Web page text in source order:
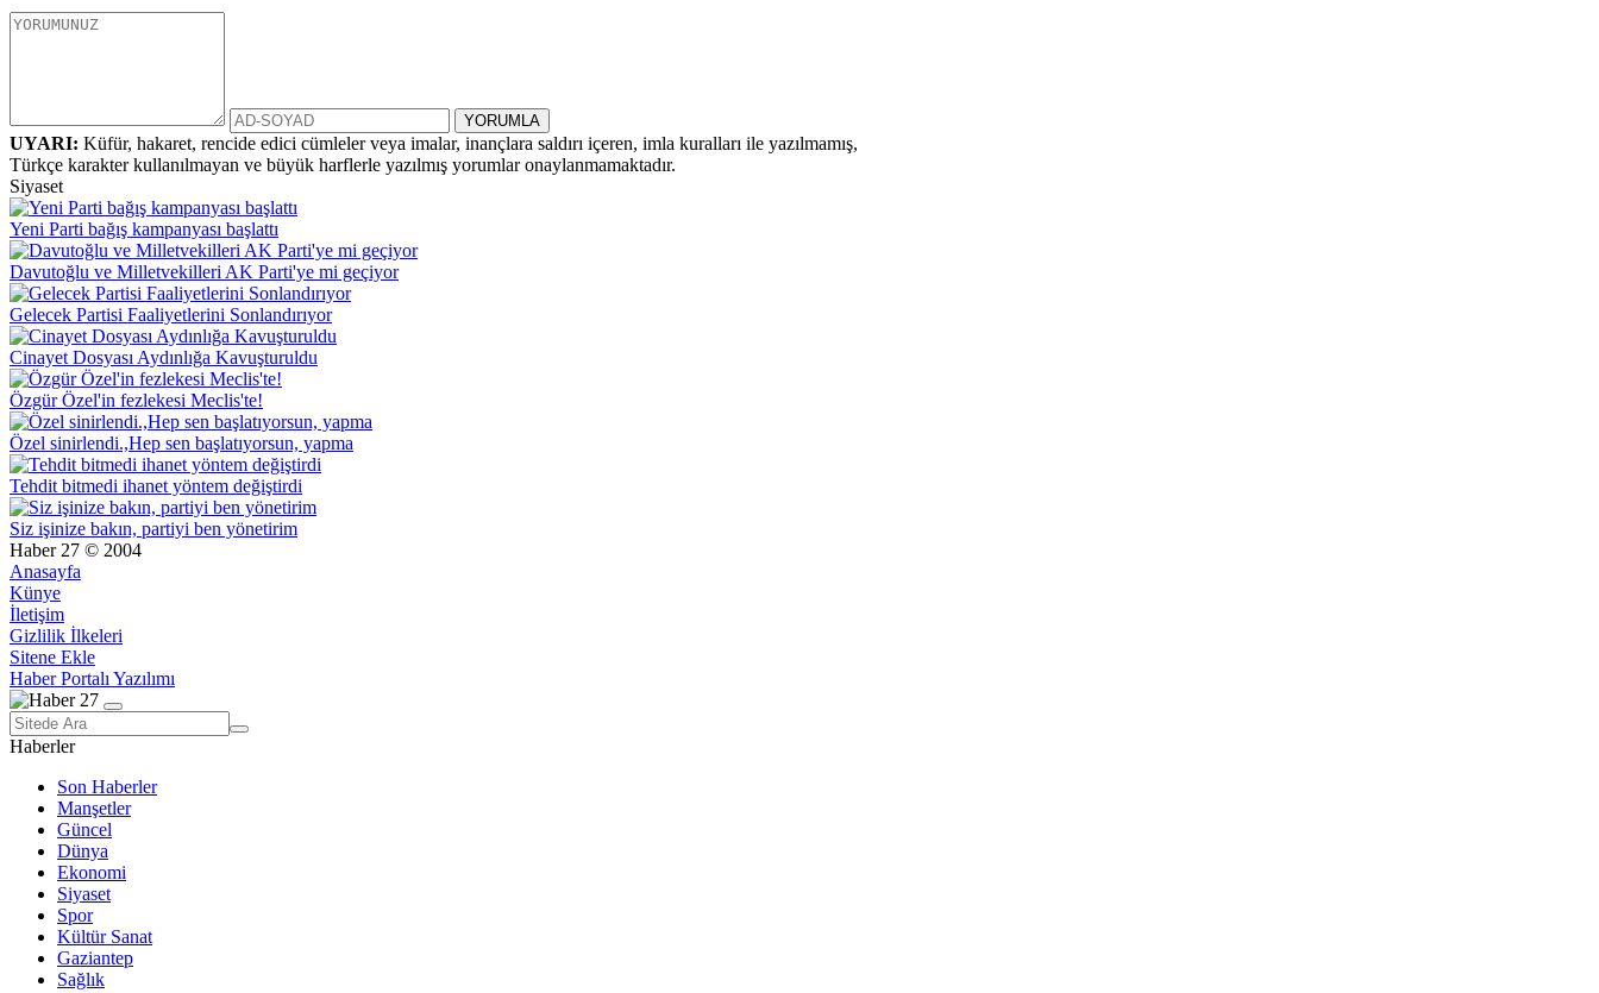
UYARI: Küfür, hakaret, rencide edici cümleler veya imalar, inançlara saldırı içeren, imla kuralları ile yazılmamış,
Türkçe karakter kullanılmayan ve büyük harflerle yazılmış yorumlar onaylanmamaktadır.
Siyaset
Yeni Parti bağış kampanyası başlattı
Davutoğlu ve Milletvekilleri AK Parti'ye mi geçiyor
Gelecek Partisi Faaliyetlerini Sonlandırıyor
Cinayet Dosyası Aydınlığa Kavuşturuldu
Özgür Özel'in fezlekesi Meclis'te!
Özel sinirlendi.,Hep sen başlatıyorsun, yapma
Tehdit bitmedi ihanet yöntem değiştirdi
Siz işinize bakın, partiyi ben yönetirim
Haber 27 © 2004
Anasayfa
Künye
İletişim
Gizlilik İlkeleri
Sitene Ekle
Haber Portalı Yazılımı
Haberler
Son Haberler
Manşetler
Güncel
Dünya
Ekonomi
Siyaset
Spor
Kültür Sanat
Gaziantep
Sağlık